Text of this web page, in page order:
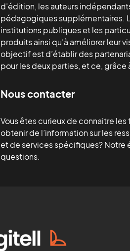
d’édition, les auteurs
pédagogiques supplémentaires.
institutions publiques et les
produits ainsi qu’à améliorer leur
objectif est d’établir des
pour les deux parties, et ce,
Nous contacter
Vous êtes curieux de connaitre
obtenir de l’information sur les
et de services spécifiques? Notre
questions.